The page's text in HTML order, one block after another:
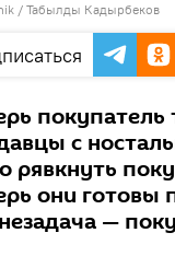
/ Табылды Кадырбеков
с
рявкнуть
они готовы
—